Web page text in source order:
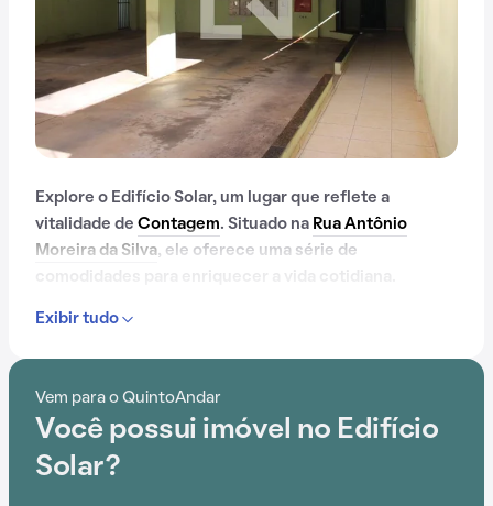
Explore o Edifício Solar, um lugar que reflete a
vitalidade de Contagem. Situado na Rua Antônio
Moreira da Silva, ele oferece uma série de
por espaço gourmet na área comum, o Edifício Solar
A conveniência é acentuada pela sua localização
estratégica, próxima a Mercado Central de Contagem,
Exibir tudo
Vem para o QuintoAndar
Você possui imóvel no Edifício
Solar?